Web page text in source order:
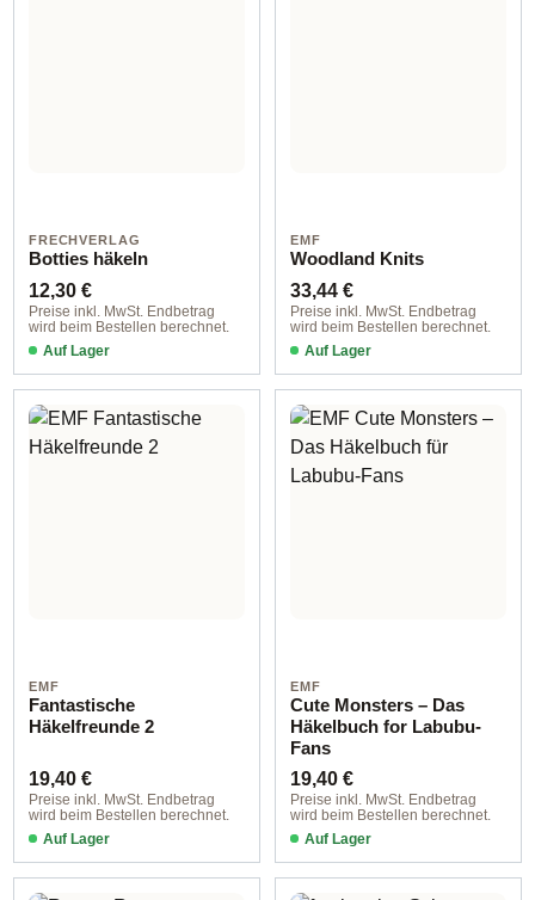
FRECHVERLAG
Botties häkeln
Regulärer Preis:
12,30 €
Preise inkl. MwSt. Endbetrag
wird beim Bestellen berechnet.
Auf Lager
EMF
Woodland Knits
Regulärer Preis:
33,44 €
Preise inkl. MwSt. Endbetrag
wird beim Bestellen berechnet.
Auf Lager
EMF
Fantastische
Häkelfreunde 2
Regulärer Preis:
19,40 €
Preise inkl. MwSt. Endbetrag
wird beim Bestellen berechnet.
Auf Lager
EMF
Cute Monsters – Das
Häkelbuch for Labubu-
Fans
Regulärer Preis:
19,40 €
Preise inkl. MwSt. Endbetrag
wird beim Bestellen berechnet.
Auf Lager